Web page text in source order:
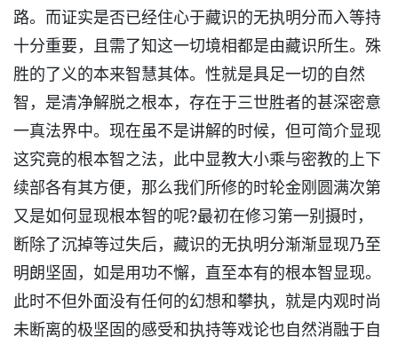
路。而证实是否已经住心于藏识的无执明分而入等持
十分重要，且需了知这一切境相都是由藏识所生。殊
胜的了义的本来智慧其体。性就是具足一切的自然
智，是清净解脱之根本，存在于三世胜者的甚深密意
一真法界中。现在虽不是讲解的时候，但可简介显现
这究竟的根本智之法，此中显教大小乘与密教的上下
续部各有其方便，那么我们所修的时轮金刚圆满次第
又是如何显现根本智的呢?最初在修习第一别摄时，
断除了沉掉等过失后，藏识的无执明分渐渐显现乃至
明朗坚固，如是用功不懈，直至本有的根本智显现。
此时不但外面没有任何的幻想和攀执，就是内观时尚
未断离的极坚固的感受和执持等戏论也自然消融于自